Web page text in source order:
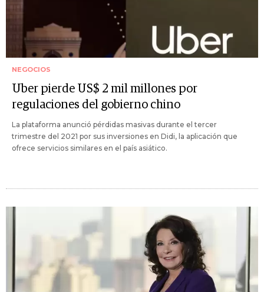
NEGOCIOS
Uber pierde US$ 2 mil millones por
regulaciones del gobierno chino
La plataforma anunció pérdidas masivas durante el tercer
trimestre del 2021 por sus inversiones en Didi, la aplicación que
ofrece servicios similares en el país asiático.